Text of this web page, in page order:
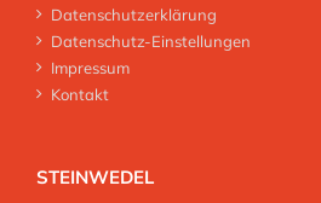
Datenschutzerklärung
Datenschutz-Einstellungen
Impressum
Kontakt
STEINWEDEL